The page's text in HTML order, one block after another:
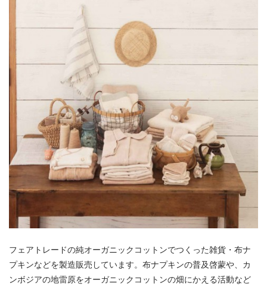
フェアトレードの純オーガニックコットンでつくった雑貨・布ナ
プキンなどを製造販売しています。布ナプキンの普及啓蒙や、カ
ンボジアの地雷原をオーガニックコットンの畑にかえる活動など